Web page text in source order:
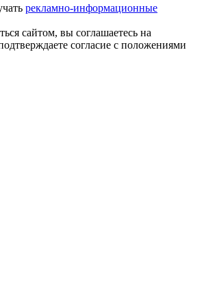
рекламно-информационные
сайтом, вы соглашаетесь на
согласие с положениями